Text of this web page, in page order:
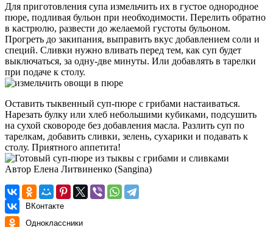
Для приготовления супа измельчить их в густое однородное
пюре, подливая бульон при необходимости. Перелить обратно
в кастрюлю, развести до желаемой густоты бульоном.
Прогреть до закипания, выправить вкус добавлением соли и
специй. Сливки нужно вливать перед тем, как суп будет
выключаться, за одну-две минуты. Или добавлять в тарелки
при подаче к столу.
Оставить тыквенный суп-пюре с грибами настаиваться.
Нарезать булку или хлеб небольшими кубиками, подсушить
на сухой сковороде без добавления масла. Разлить суп по
тарелкам, добавить сливки, зелень, сухарики и подавать к
столу. Приятного аппетита!
Автор Елена Литвиненко (Sangina)
ВКонтакте
Одноклассники